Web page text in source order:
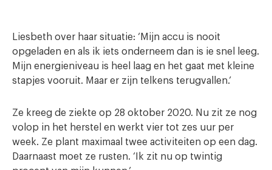
Liesbeth over haar situatie: ‘Mijn accu is nooit
opgeladen en als ik iets onderneem dan is ie snel leeg.
Mijn energieniveau is heel laag en het gaat met kleine
stapjes vooruit. Maar er zijn telkens terugvallen.’
Ze kreeg de ziekte op 28 oktober 2020. Nu zit ze nog
volop in het herstel en werkt vier tot zes uur per
week. Ze plant maximaal twee activiteiten op een dag.
Daarnaast moet ze rusten. ‘Ik zit nu op twintig